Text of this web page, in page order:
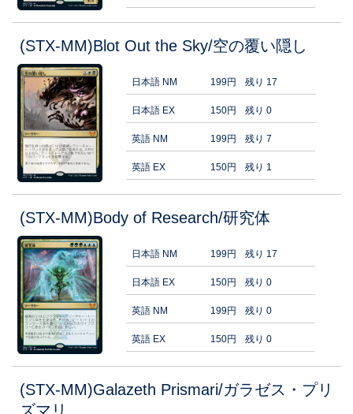
(STX-MM)Blot Out the Sky/空の覆い隠し
日本語 NM 199円 残り 17
日本語 EX 150円 残り 0
英語 NM 199円 残り 7
英語 EX 150円 残り 1
(STX-MM)Body of Research/研究体
日本語 NM 199円 残り 17
日本語 EX 150円 残り 0
英語 NM 199円 残り 0
英語 EX 150円 残り 0
(STX-MM)Galazeth Prismari/ガラゼス・プリ
ズマリ